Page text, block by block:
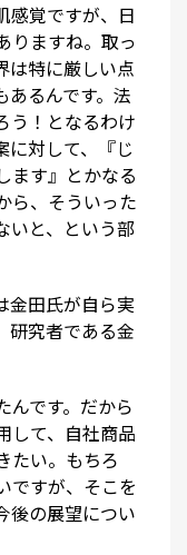
感覚ですが、日
りますね。取っ
は特に厳しい点
あるんです。法
う！となるわけ
に対して、『じ
ます』とかなる
ら、そういった
いと、という部
金田氏が自ら実
研究者である金
んです。だから
して、自社商品
たい。もちろ
ですが、そこを
後の展望につい